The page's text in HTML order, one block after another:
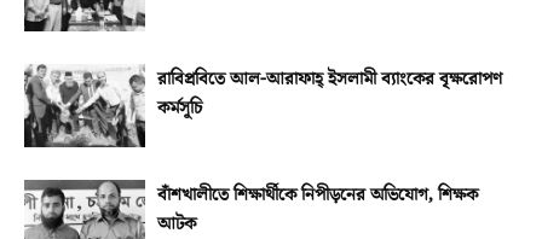
রাবিপ্রবিতে আল-আরাফাহ্‌ ইসলামী ব্যাংকের বৃক্ষরোপণ
কর্মসূচি
বাঁশখালীতে শিক্ষার্থীকে নিপীড়নের অভিযোগ, শিক্ষক
আটক